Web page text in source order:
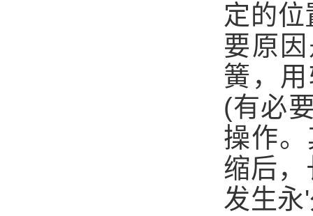
定的
要原
簧，
(有必
操作
缩后，
发生永